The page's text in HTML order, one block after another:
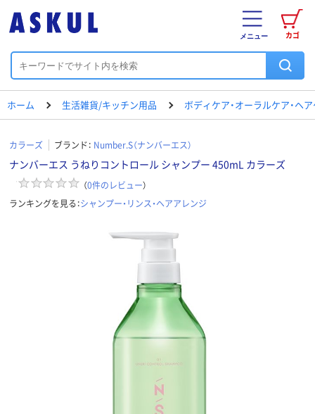
カゴ
メニュー
ホーム 生活雑貨/キッチン用品 ボディケア・オーラルケア・ヘ
カラーズ ブランド： Number.S（ナンバーエス）
ナンバーエス うねりコントロール シャンプー 450mL カラーズ
（0件のレビュー）
ランキングを見る：シャンプー・リンス・ヘアアレンジ